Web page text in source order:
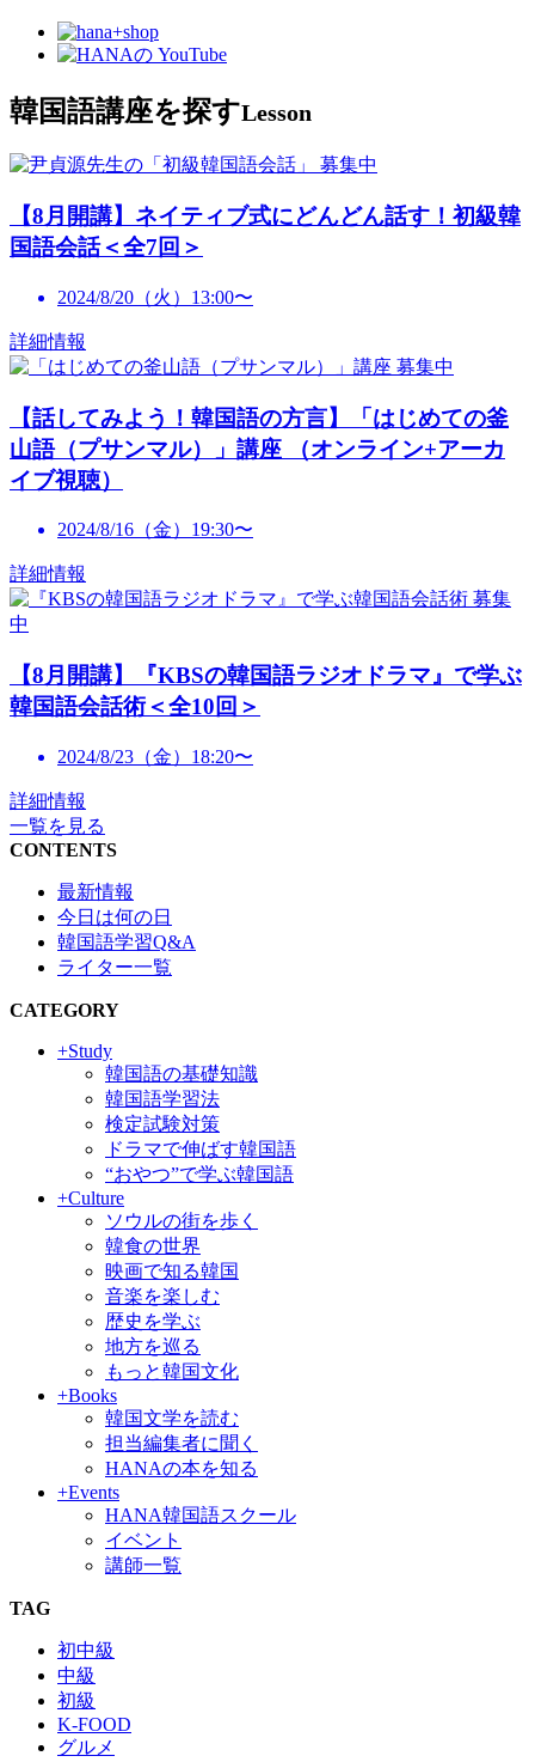
韓国語講座を探すLesson
募集中
【8月開講】ネイティブ式にどんどん話す！初級韓
国語会話＜全7回＞
2024/8/20（火）13:00〜
詳細情報
募集中
【話してみよう！韓国語の方言】「はじめての釜
山語（プサンマル）」講座 （オンライン+アーカ
イブ視聴）
2024/8/16（金）19:30〜
詳細情報
募集
中
【8月開講】『KBSの韓国語ラジオドラマ』で学ぶ
韓国語会話術＜全10回＞
2024/8/23（金）18:20〜
詳細情報
一覧を見る
CONTENTS
最新情報
今日は何の日
韓国語学習Q&A
ライター一覧
CATEGORY
+Study
韓国語の基礎知識
韓国語学習法
検定試験対策
ドラマで伸ばす韓国語
“おやつ”で学ぶ韓国語
+Culture
ソウルの街を歩く
韓食の世界
映画で知る韓国
音楽を楽しむ
歴史を学ぶ
地方を巡る
もっと韓国文化
+Books
韓国文学を読む
担当編集者に聞く
HANAの本を知る
+Events
HANA韓国語スクール
イベント
講師一覧
TAG
初中級
中級
初級
K-FOOD
グルメ